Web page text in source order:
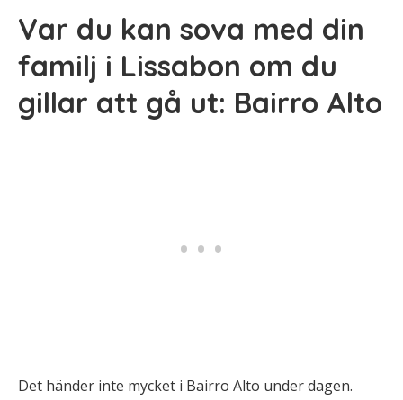
Var du kan sova med din
familj i Lissabon om du
gillar att gå ut: Bairro Alto
Det händer inte mycket i Bairro Alto under dagen.